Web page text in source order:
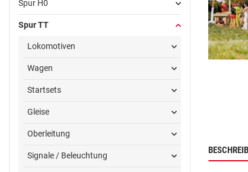
Spur H0
Spur TT
Lokomotiven
Wagen
Startsets
Gleise
Oberleitung
Signale / Beleuchtung